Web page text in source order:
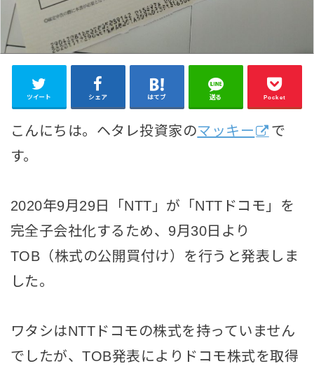
ツイート シェア はてブ 送る Pocket
こんにちは。ヘタレ投資家のマッキー
で
す。
2020年9月29日「NTT」が「NTTドコモ」を
完全子会社化するため、9月30日より
TOB（株式の公開買付け）を行うと発表しま
した。
ワタシはNTTドコモの株式を持っていません
でしたが、TOB発表によりドコモ株式を取得